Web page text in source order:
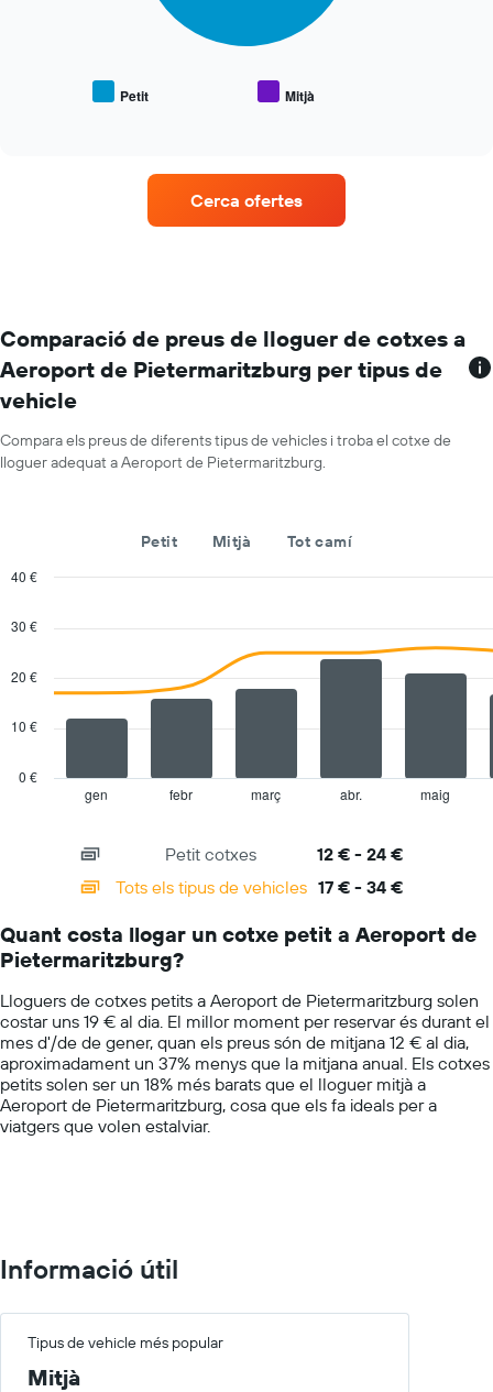
Petit Mitjà
Cerca ofertes
Comparació de preus de lloguer de cotxes a
Aeroport de Pietermaritzburg per tipus de
vehicle
Compara els preus de diferents tipus de vehicles i troba el cotxe de
lloguer adequat a Aeroport de Pietermaritzburg.
Petit Mitjà Tot camí
with
data
series.
The
has
categories.
The
has
1
Y
axis
displaying
values.
Range:
gen febr març abr. maig
0 €
10 €
20 €
30 €
40 €
Petit cotxes
12 € - 24 €
Tots els tipus de vehicles 17 € - 34 €
Quant costa llogar un cotxe petit a Aeroport de
Pietermaritzburg?
Lloguers de cotxes petits a Aeroport de Pietermaritzburg solen
costar uns 19 € al dia. El millor moment per reservar és durant el
mes d'/de de gener, quan els preus són de mitjana 12 € al dia,
aproximadament un 37% menys que la mitjana anual. Els cotxes
petits solen ser un 18% més barats que el lloguer mitjà a
Aeroport de Pietermaritzburg, cosa que els fa ideals per a
viatgers que volen estalviar.
Informació útil
Tipus de vehicle més popular
Mitjà